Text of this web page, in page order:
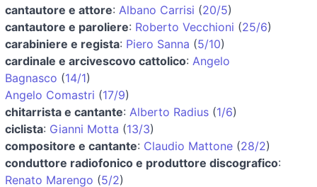
cantautore e attore: Albano Carrisi (20/5)
cantautore e paroliere: Roberto Vecchioni (25/6)
carabiniere e regista: Piero Sanna (5/10)
cardinale e arcivescovo cattolico: Angelo
Bagnasco (14/1)
Angelo Comastri (17/9)
chitarrista e cantante: Alberto Radius (1/6)
ciclista: Gianni Motta (13/3)
compositore e cantante: Claudio Mattone (28/2)
conduttore radiofonico e produttore discografico:
Renato Marengo (5/2)